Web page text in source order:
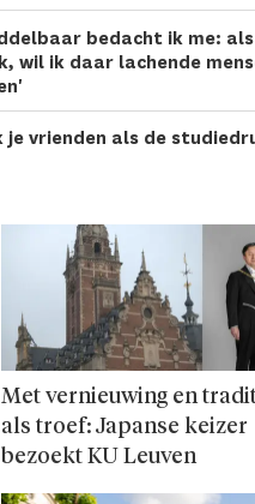
bedacht ik me:
wil ik daar lachen­de
je vrienden als de
Met vernieuwing en
als troef: Japanse keizer
bezoekt KU Leuven